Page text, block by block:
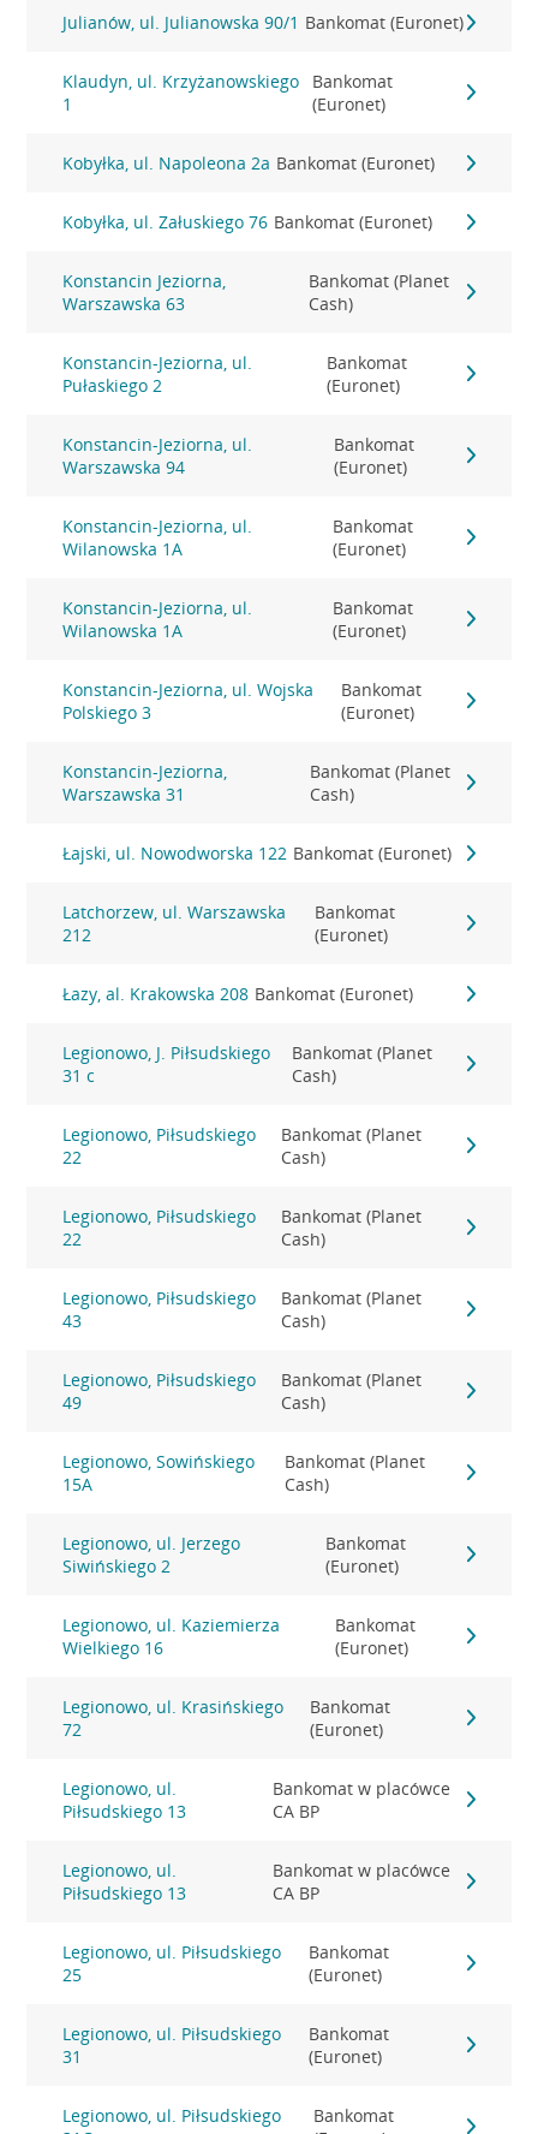
Julianów, ul. Julianowska 90/1 Bankomat (Euronet)
Klaudyn, ul. Krzyżanowskiego
1
Bankomat
(Euronet)
Kobyłka, ul. Napoleona 2a Bankomat (Euronet)
Kobyłka, ul. Załuskiego 76 Bankomat (Euronet)
Konstancin Jeziorna,
Warszawska 63
Bankomat (Planet
Cash)
Konstancin-Jeziorna, ul.
Pułaskiego 2
Bankomat
(Euronet)
Konstancin-Jeziorna, ul.
Warszawska 94
Bankomat
(Euronet)
Konstancin-Jeziorna, ul.
Wilanowska 1A
Bankomat
(Euronet)
Konstancin-Jeziorna, ul.
Wilanowska 1A
Bankomat
(Euronet)
Konstancin-Jeziorna, ul. Wojska
Polskiego 3
Bankomat
(Euronet)
Konstancin-Jeziorna,
Warszawska 31
Bankomat (Planet
Cash)
Łajski, ul. Nowodworska 122 Bankomat (Euronet)
Latchorzew, ul. Warszawska
212
Bankomat
(Euronet)
Łazy, al. Krakowska 208 Bankomat (Euronet)
Legionowo, J. Piłsudskiego
31 c
Bankomat (Planet
Cash)
Legionowo, Piłsudskiego
22
Bankomat (Planet
Cash)
Legionowo, Piłsudskiego
22
Bankomat (Planet
Cash)
Legionowo, Piłsudskiego
43
Bankomat (Planet
Cash)
Legionowo, Piłsudskiego
49
Bankomat (Planet
Cash)
Legionowo, Sowińskiego
15A
Bankomat (Planet
Cash)
Legionowo, ul. Jerzego
Siwińskiego 2
Bankomat
(Euronet)
Legionowo, ul. Kaziemierza
Wielkiego 16
Bankomat
(Euronet)
Legionowo, ul. Krasińskiego
72
Bankomat
(Euronet)
Legionowo, ul.
Piłsudskiego 13
Bankomat w placówce
CA BP
Legionowo, ul.
Piłsudskiego 13
Bankomat w placówce
CA BP
Legionowo, ul. Piłsudskiego
25
Bankomat
(Euronet)
Legionowo, ul. Piłsudskiego
31
Bankomat
(Euronet)
Legionowo, ul. Piłsudskiego
Bankomat